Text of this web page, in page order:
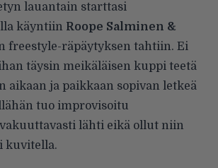
lauantain starttasi
käyntiin Roope Salminen &
freestyle-räpäytyksen tahtiin. Ei
täysin meikäläisen kuppi teetä
aikaan ja paikkaan sopivan letkeä
tuo improvisoitu
lähti eikä ollut niin
kuvitella.